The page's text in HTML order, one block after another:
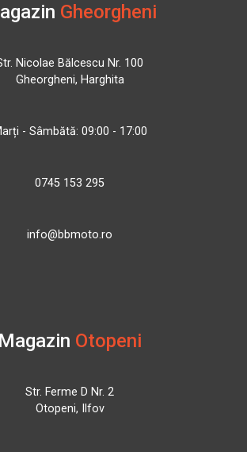
Gheorgheni
Nicolae Bălcescu Nr. 100
Gheorgheni, Harghita
- Sâmbătă: 09:00 - 17:00
0745 153 295
info@bbmoto.ro
Magazin Otopeni
Str. Ferme D Nr. 2
Otopeni, Ilfov